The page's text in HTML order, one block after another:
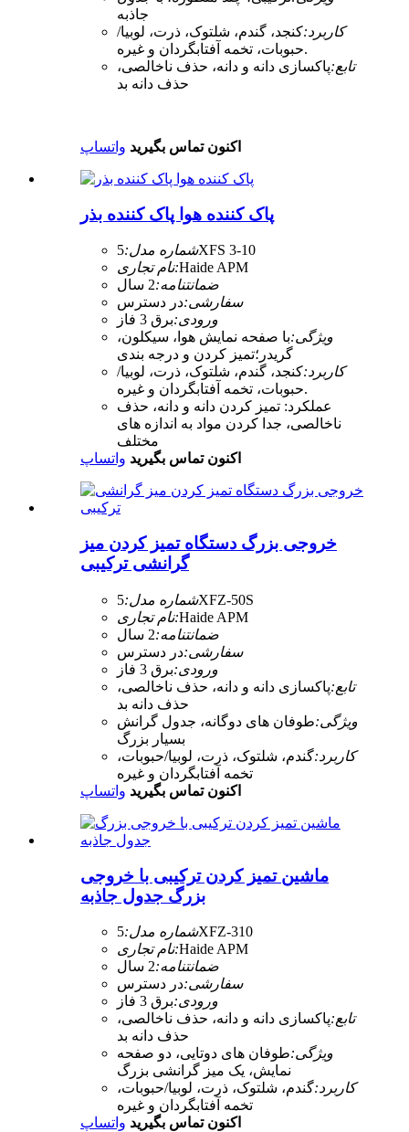
جاذبه
کاربرد:کنجد، گندم، شلتوک، ذرت، لوبیا/
حبوبات، تخمه آفتابگردان و غیره.
تابع:پاکسازی دانه و دانه، حذف ناخالصی،
حذف دانه بد
اکنون تماس بگیرید واتساپ
پاک کننده هوا پاک کننده بذر
شماره مدل:5XFS 3-10
نام تجاری:Haide APM
ضمانتنامه:2 سال
سفارشی:در دسترس
ورودی:برق 3 فاز
ویژگی:با صفحه نمایش هوا، سیکلون،
گریدر؛تمیز کردن و درجه بندی
کاربرد:کنجد، گندم، شلتوک، ذرت، لوبیا/
حبوبات، تخمه آفتابگردان و غیره.
عملکرد: تمیز کردن دانه و دانه، حذف
ناخالصی، جدا کردن مواد به اندازه های
مختلف
اکنون تماس بگیرید واتساپ
خروجی بزرگ دستگاه تمیز کردن میز
گرانشی ترکیبی
شماره مدل:5XFZ-50S
نام تجاری:Haide APM
ضمانتنامه:2 سال
سفارشی:در دسترس
ورودی:برق 3 فاز
تابع:پاکسازی دانه و دانه، حذف ناخالصی،
حذف دانه بد
ویژگی:طوفان های دوگانه، جدول گرانش
بسیار بزرگ
کاربرد:گندم، شلتوک، ذرت، لوبیا/حبوبات،
تخمه آفتابگردان و غیره
اکنون تماس بگیرید واتساپ
ماشین تمیز کردن ترکیبی با خروجی
بزرگ جدول جاذبه
شماره مدل:5XFZ-310
نام تجاری:Haide APM
ضمانتنامه:2 سال
سفارشی:در دسترس
ورودی:برق 3 فاز
تابع:پاکسازی دانه و دانه، حذف ناخالصی،
حذف دانه بد
ویژگی:طوفان های دوتایی، دو صفحه
نمایش، یک میز گرانشی بزرگ
کاربرد:گندم، شلتوک، ذرت، لوبیا/حبوبات،
تخمه آفتابگردان و غیره
اکنون تماس بگیرید واتساپ